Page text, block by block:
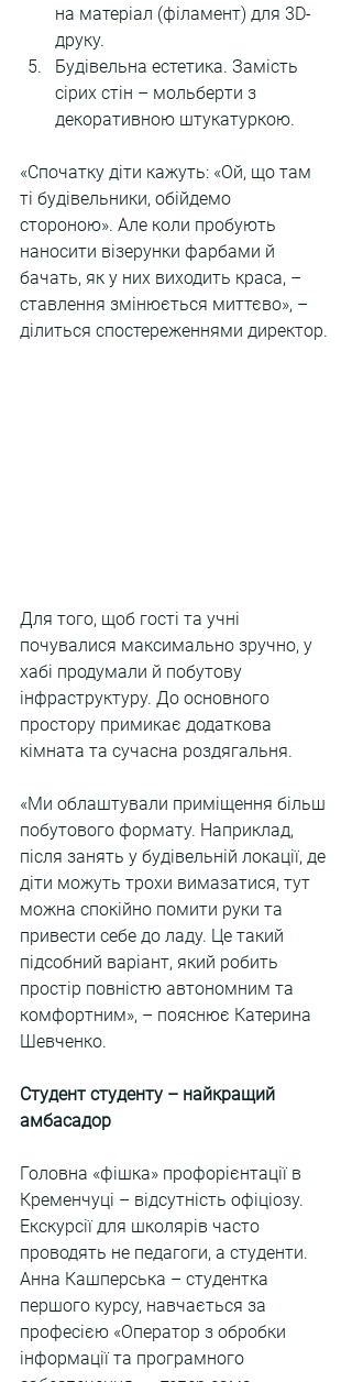
на матеріал (філамент) для 3D-
друку.
Будівельна естетика. Замість
сірих стін – мольберти з
декоративною штукатуркою.
«Спочатку діти кажуть: «Ой, що там
ті будівельники, обійдемо
стороною». Але коли пробують
наносити візерунки фарбами й
бачать, як у них виходить краса, –
ставлення змінюється миттєво», –
ділиться спостереженнями директор.
Для того, щоб гості та учні
почувалися максимально зручно, у
хабі продумали й побутову
інфраструктуру. До основного
простору примикає додаткова
кімната та сучасна роздягальня.
«Ми облаштували приміщення більш
побутового формату. Наприклад,
після занять у будівельній локації, де
діти можуть трохи вимазатися, тут
можна спокійно помити руки та
привести себе до ладу. Це такий
підсобний варіант, який робить
простір повністю автономним та
комфортним», – пояснює Катерина
Шевченко.
Студент студенту – найкращий
амбасадор
Головна «фішка» профорієнтації в
Кременчуці – відсутність офіціозу.
Екскурсії для школярів часто
проводять не педагоги, а студенти.
Анна Кашперська – студентка
першого курсу, навчається за
професією «Оператор з обробки
інформації та програмного